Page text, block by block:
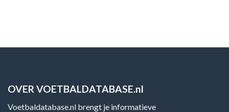
OVER VOETBALDATABASE.nl
Voetbaldatabase.nl brengt je informatieve